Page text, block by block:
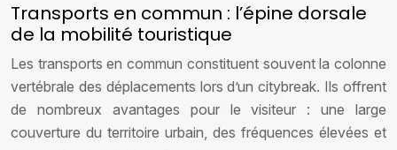
Transports en commun : l’épine dorsale
de la mobilité touristique
Les transports en commun constituent souvent la colonne
vertébrale des déplacements lors d’un citybreak. Ils offrent
de nombreux avantages pour le visiteur : une large
couverture du territoire urbain, des fréquences élevées et